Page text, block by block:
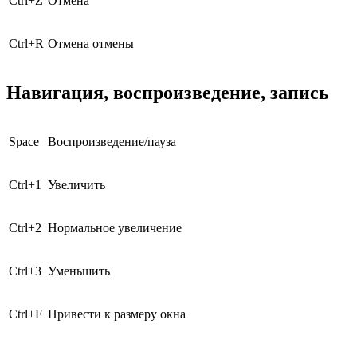
Ctrl+R Отмена отмены
Навигация, воспроизведение, запись
Space Воспроизведение/пауза
Ctrl+1 Увеличить
Ctrl+2 Нормальное увеличение
Ctrl+3 Уменьшить
Ctrl+F Привести к размеру окна